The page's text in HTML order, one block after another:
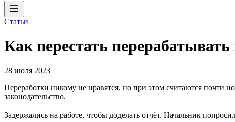
Статьи
Как перестать
28 июля 2023
Переработки никому не нравятся, но при этом считаются почти
законодательство.
Задержались на работе, чтобы доделать отчёт. Начальник